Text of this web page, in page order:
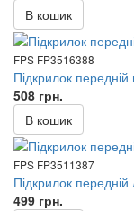
В кошик
FPS FP3516388
Підкрилок
508 грн.
В кошик
FPS FP3511387
Підкрилок передній
499 грн.